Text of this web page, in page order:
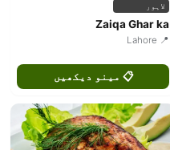
لاہور
Zaiqa Ghar ka
📍 Lahore
📋 مینو دیکھیں